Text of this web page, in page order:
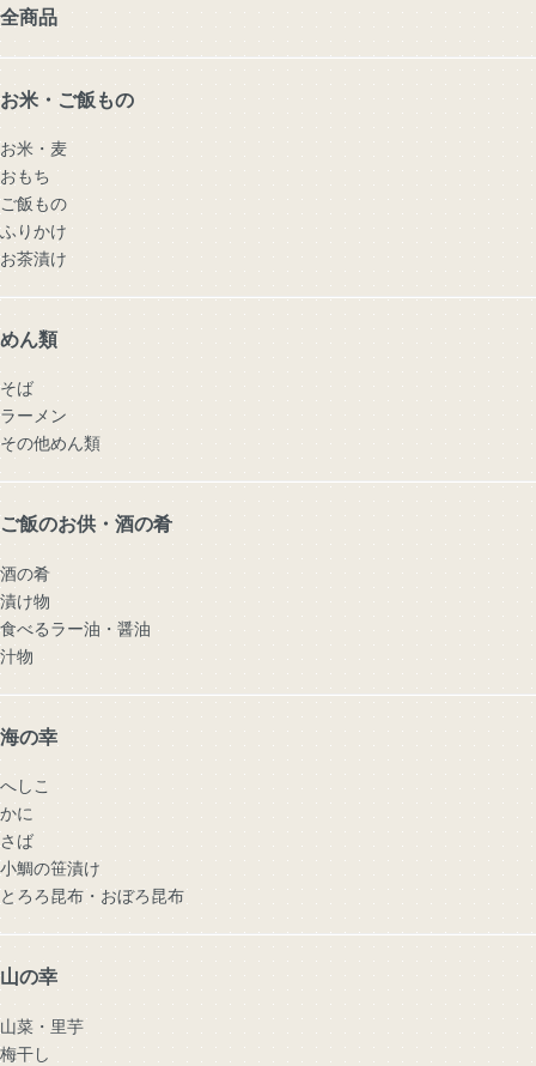
全商品
お米・ご飯もの
お米・麦
おもち
ご飯もの
ふりかけ
お茶漬け
めん類
そば
ラーメン
その他めん類
ご飯のお供・酒の肴
酒の肴
漬け物
食べるラー油・醤油
汁物
海の幸
へしこ
かに
さば
小鯛の笹漬け
とろろ昆布・おぼろ昆布
山の幸
山菜・里芋
梅干し